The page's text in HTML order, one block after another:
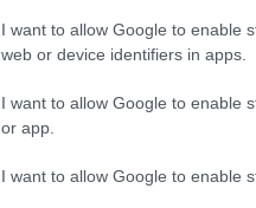
I want to allow Google to enable
web or device identifiers in apps.
I want to allow Google to enable
or app.
I want to allow Google to enable
Τα
υψηλότερα